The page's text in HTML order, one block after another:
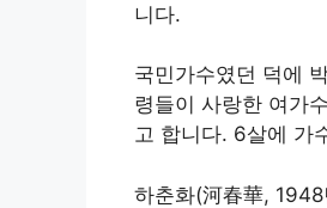
니다.
국민가수였던 덕에
령들이 사랑한 여가
고 합니다. 6살에 가
하춘화(河春華,